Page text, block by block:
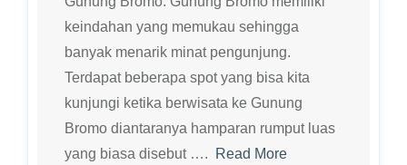
keindahan yang memukau sehingga
banyak menarik minat pengunjung.
Terdapat beberapa spot yang bisa kita
kunjungi ketika berwisata ke Gunung
Bromo diantaranya hamparan rumput luas
yang biasa disebut ….
Read More